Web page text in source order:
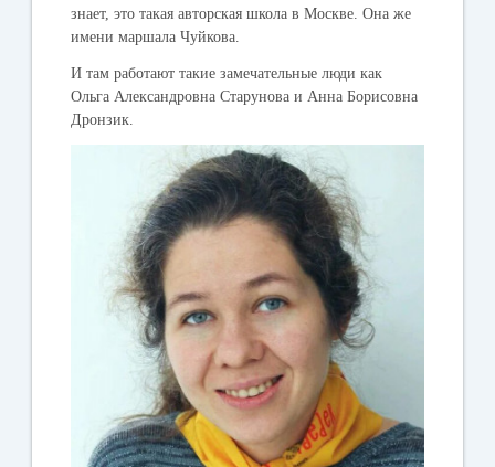
знает, это такая авторская школа в Москве. Она же
имени маршала Чуйкова.
И там работают такие замечательные люди как
Ольга Александровна Старунова и Анна Борисовна
Дронзик.